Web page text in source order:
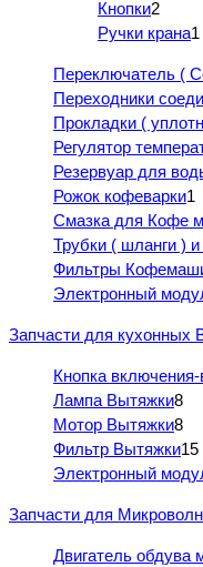
Кнопки2
Ручки крана1
Переключатель (
Переходники
Прокладки (
Регулятор
Резервуар для
Рожок кофеварки1
Смазка для Кофе
Трубки ( шланги )
Фильтры
Электронный
Запчасти для кухонных
Кнопка
Лампа Вытяжки8
Мотор Вытяжки8
Фильтр Вытяжки15
Электронный
Запчасти для
Двигатель обдува